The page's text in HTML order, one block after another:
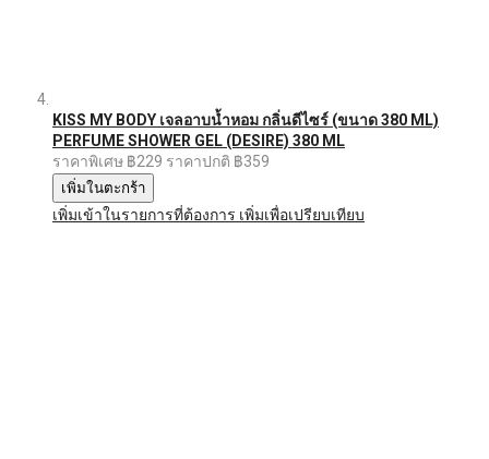
KISS MY BODY เจลอาบน้ำหอม กลิ่นดีไซร์ (ขนาด 380 ML)
PERFUME SHOWER GEL (DESIRE) 380 ML
ราคาพิเศษ ฿229 ราคาปกติ ฿359
เพิ่มในตะกร้า
เพิ่มเข้าในรายการที่ต้องการ เพิ่มเพื่อเปรียบเทียบ